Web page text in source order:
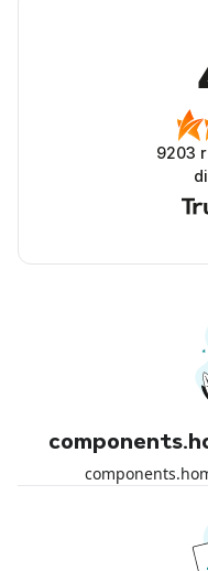
9203